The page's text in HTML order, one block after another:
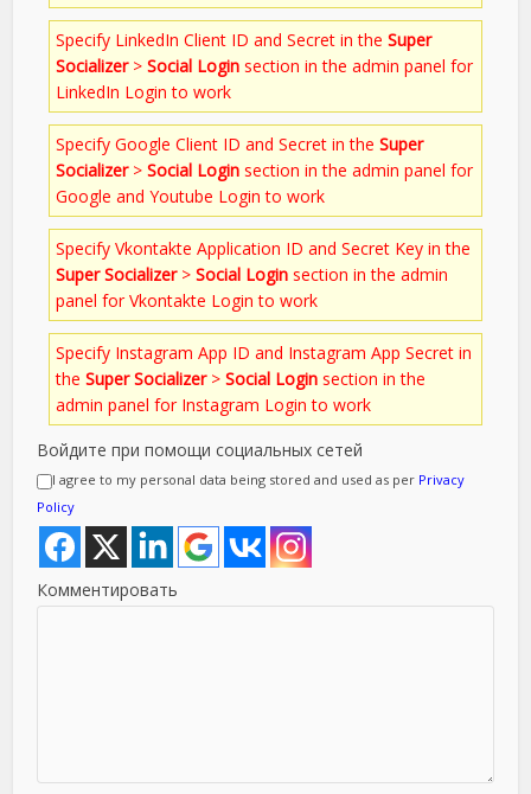
Specify LinkedIn Client ID and Secret in theSuper
Socializer>Social Login section in the admin panel for
LinkedIn Login to work
Specify Google Client ID and Secret in theSuper
Socializer>Social Login section in the admin panel for
Google and Youtube Login to work
Specify Vkontakte Application ID and Secret Key in the
Super Socializer>Social Login section in the admin
panel for Vkontakte Login to work
Specify Instagram App ID and Instagram App Secret in
theSuper Socializer>Social Login section in the
admin panel for Instagram Login to work
Войдите при помощи социальных сетей
I agree to my personal data being stored and used as per Privacy
Policy
Комментировать